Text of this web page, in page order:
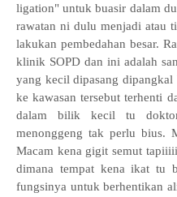
ligation" untuk buasir dalam
rawatan ni dulu menjadi atau
lakukan pembedahan besar. R
klinik SOPD dan ini adalah
yang kecil dipasang dipangkal
ke kawasan tersebut terhenti
dalam bilik kecil tu
menonggeng tak perlu bius.
Macam kena gigit semut
dimana tempat kena ikat tu
fungsinya untuk berhentikan